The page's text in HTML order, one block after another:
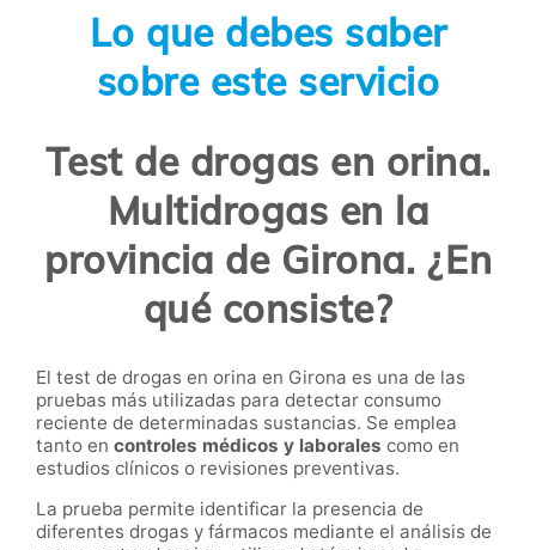
Lo que debes saber
sobre este servicio
Test de drogas en orina.
Multidrogas en la
provincia de Girona. ¿En
qué consiste?
El test de drogas en orina en Girona es una de las
pruebas más utilizadas para detectar consumo
reciente de determinadas sustancias. Se emplea
tanto en controles médicos y laborales como en
estudios clínicos o revisiones preventivas.
La prueba permite identificar la presencia de
diferentes drogas y fármacos mediante el análisis de